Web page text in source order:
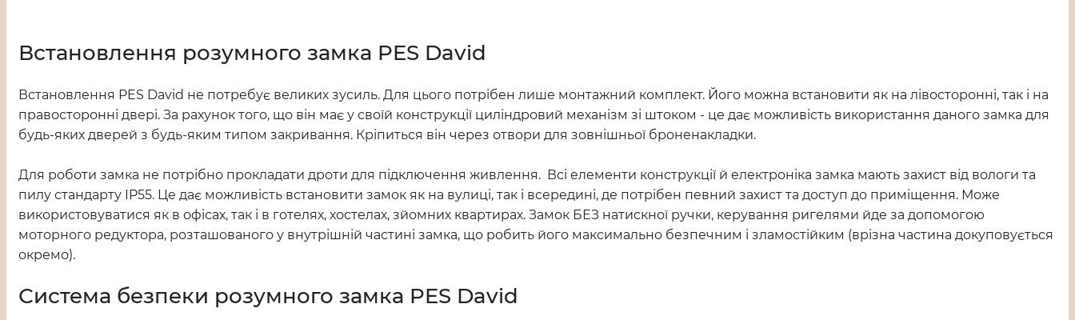
Встановлення розумного замка PES David
Встановлення PES David не потребує великих зусиль. Для цього потрібен лише монтажний комплект. Його можна встановити як на лівосторонні, так і на
правосторонні двері. За рахунок того, що він має у своїй конструкції циліндровий механізм зі штоком - це дає можливість використання даного замка для
будь-яких дверей з будь-яким типом закривання. Кріпиться він через отвори для зовнішньої броненакладки.
Для роботи замка не потрібно прокладати дроти для підключення живлення. Всі елементи конструкції й електроніка замка мають захист від вологи та
пилу стандарту IP55. Це дає можливість встановити замок як на вулиці, так і всередині, де потрібен певний захист та доступ до приміщення. Може
використовуватися як в офісах, так і в готелях, хостелах, зйомних квартирах. Замок БЕЗ натискної ручки, керування ригелями йде за допомогою
моторного редуктора, розташованого у внутрішній частині замка, що робить його максимально безпечним і зламостійким (врізна частина докуповується
окремо).
Система безпеки розумного замка PES David